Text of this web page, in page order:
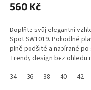
560 Kč
Doplňte svůj elegantní
Spot SW1019. Pohodlné
plně podšité a nabírané
Trendy design bez ohledu
34
36 38 40 42